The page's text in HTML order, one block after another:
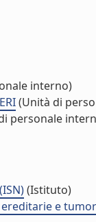
interno)
(Unità di
personale
(Istituto)
e